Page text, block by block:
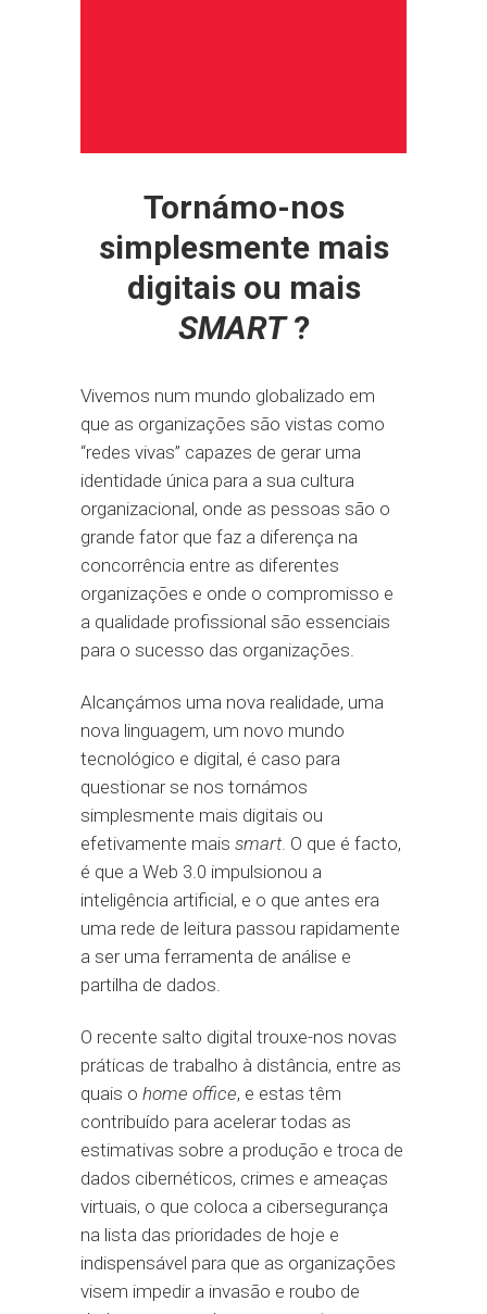
Tornámo-nos
simplesmente mais
digitais ou mais
SMART?
Vivemos num mundo globalizado em
que as organizações são vistas como
“redes vivas” capazes de gerar uma
identidade única para a sua cultura
organizacional, onde as pessoas são o
grande fator que faz a diferença na
concorrência entre as diferentes
organizações e onde o compromisso e
a qualidade profissional são essenciais
para o sucesso das organizações.
Alcançámos uma nova realidade, uma
nova linguagem, um novo mundo
tecnológico e digital, é caso para
questionar se nos tornámos
simplesmente mais digitais ou
efetivamente mais smart. O que é facto,
é que a Web 3.0 impulsionou a
inteligência artificial, e o que antes era
uma rede de leitura passou rapidamente
a ser uma ferramenta de análise e
partilha de dados.
O recente salto digital trouxe-nos novas
práticas de trabalho à distância, entre as
quais o home office, e estas têm
contribuído para acelerar todas as
estimativas sobre a produção e troca de
dados cibernéticos, crimes e ameaças
virtuais, o que coloca a cibersegurança
na lista das prioridades de hoje e
indispensável para que as organizações
visem impedir a invasão e roubo de